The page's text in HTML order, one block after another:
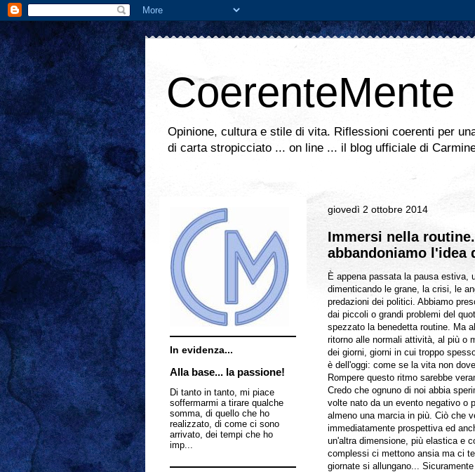
CoerenteMente
Opinione, cultura e stile di vita. Riflessioni coerenti per
di carta stropicciato ... on line ... il blog ufficiale di
giovedì 2 ottobre 2014
Immersi nella
abbandoniamo l'idea
È appena passata la pausa estiva,
dimenticando le grane, la crisi, le
predazioni dei politici. Abbiamo
dai piccoli o grandi problemi del
spezzato la benedetta routine. Ma
ritorno alle normali attività, al più o
dei giorni, giorni in cui troppo
è dell'oggi: come se la vita non
Rompere questo ritmo sarebbe
Credo che ognuno di noi abbia
volte nato da un evento negativo o
almeno una marcia in più. Ciò che
immediatamente prospettiva ed
un'altra dimensione, più elastica e
complessi ci mettono ansia ma ci
giornate si allungano...
In evidenza...
Alla base... la passione!
Di tanto in tanto, mi piace
soffermarmi a tirare qualche
somma, di quello che ho
realizzato, di come ci sono
arrivato, dei tempi che ho
imp...